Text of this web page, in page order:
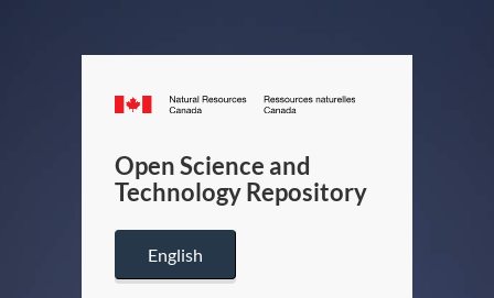
Canada.ca
/
Canada
Open Science and
Technology Repository
English